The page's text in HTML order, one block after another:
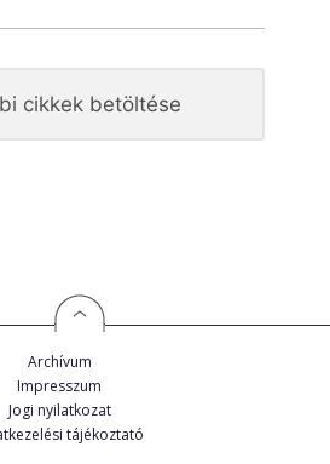
cikkek betöltése
Archívum
Impresszum
Jogi nyilatkozat
tájékoztató